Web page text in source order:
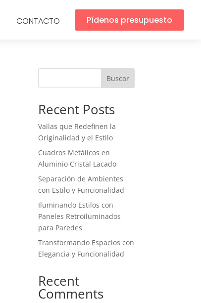
CONTACTO Pídenos presupuesto
Buscar
Recent Posts
Vallas que Redefinen la
Originalidad y el Estilo
Cuadros Metálicos en
Aluminio Cristal Lacado
Separación de Ambientes
con Estilo y Funcionalidad
Iluminando Estilos con
Paneles Retroiluminados
para Paredes
Transformando Espacios con
Elegancia y Funcionalidad
Recent
Comments